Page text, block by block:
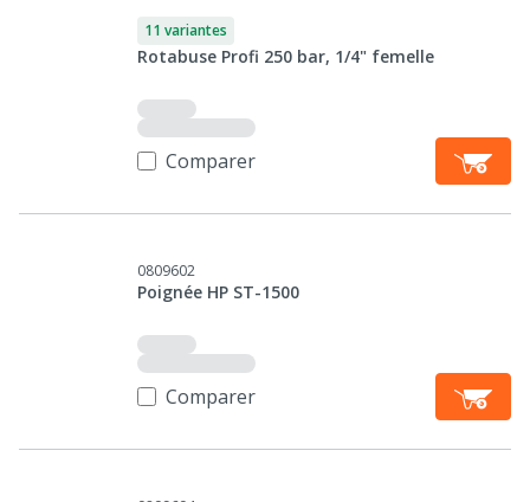
11 variantes
Rotabuse Profi 250 bar, 1/4" femelle
Comparer
0809602
Poignée HP ST-1500
Comparer